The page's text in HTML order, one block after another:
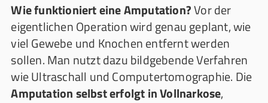
Wie funktioniert eine Amputation?Vor der
eigentlichen Operation wird genau geplant, wie
viel Gewebe und Knochen entfernt werden
sollen. Man nutzt dazu bildgebende Verfahren
wie Ultraschall und Computertomographie. Die
Amputation selbst erfolgt in Vollnarkose,